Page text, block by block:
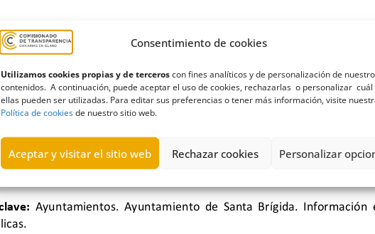
Consentimiento de cookies
Utilizamos cookies propias y de terceroscon fines analíticos y de personalización de
contenidos. A continuación, puede aceptar el uso de cookies, rechazarlas o personalizar cuál
ellas pueden ser utilizadas. Para editar sus preferencias o tener más información, visite
Política de cookiesde nuestro sitio web.
Aceptar y visitar el sitio web Rechazar cookies Personalizar